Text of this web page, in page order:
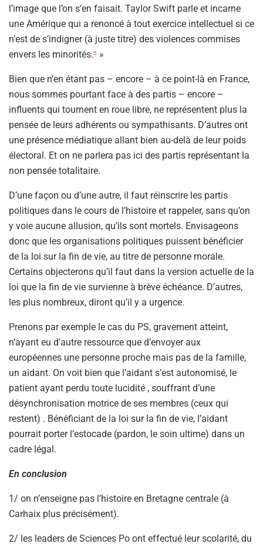
l’image que l’on s’en faisait. Taylor Swift parle et incarne
une Amérique qui a renoncé à tout exercice intellectuel si ce
n’est de s’indigner (à juste titre) des violences commises
envers les minorités.5 »
Bien que n’en étant pas – encore – à ce point-là en France,
nous sommes pourtant face à des partis – encore –
influents qui tournent en roue libre, ne représentent plus la
pensée de leurs adhérents ou sympathisants. D’autres ont
une présence médiatique allant bien au-delà de leur poids
électoral. Et on ne parlera pas ici des partis représentant la
non pensée totalitaire.
D’une façon ou d’une autre, il faut réinscrire les partis
politiques dans le cours de l’histoire et rappeler, sans qu’on
y voie aucune allusion, qu’ils sont mortels. Envisageons
donc que les organisations politiques puissent bénéficier
de la loi sur la fin de vie, au titre de personne morale.
Certains objecterons qu’il faut dans la version actuelle de la
loi que la fin de vie survienne à brève échéance. D’autres,
les plus nombreux, diront qu’il y a urgence.
Prenons par exemple le cas du PS, gravement atteint,
n’ayant eu d’autre ressource que d’envoyer aux
européennes une personne proche mais pas de la famille,
un aidant. On voit bien que l’aidant s’est autonomisé, le
patient ayant perdu toute lucidité , souffrant d’une
désynchronisation motrice de ses membres (ceux qui
restent) . Bénéficiant de la loi sur la fin de vie, l’aidant
pourrait porter l’estocade (pardon, le soin ultime) dans un
cadre légal.
En conclusion
1/ on n’enseigne pas l’histoire en Bretagne centrale (à
Carhaix plus précisément).
2/ les leaders de Sciences Po ont effectué leur scolarité, du